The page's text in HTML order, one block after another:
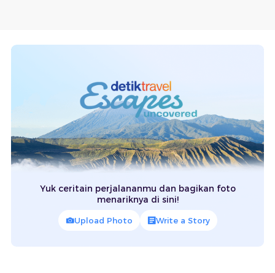
Yuk ceritain perjalananmu dan bagikan foto
menariknya di sini!
Upload Photo Write a Story